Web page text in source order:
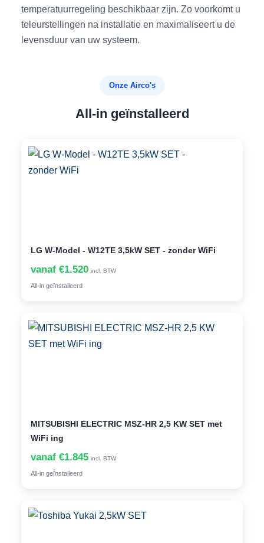
temperatuurregeling beschikbaar zijn. Zo voorkomt u
teleurstellingen na installatie en maximaliseert u de
levensduur van uw systeem.
Onze Airco's
All-in geïnstalleerd
LG W-Model - W12TE 3,5kW SET - zonder WiFi
vanaf €1.520 incl. BTW
All-in geïnstalleerd
MITSUBISHI ELECTRIC MSZ-HR 2,5 KW SET met
WiFi ing
vanaf €1.845 incl. BTW
All-in geïnstalleerd